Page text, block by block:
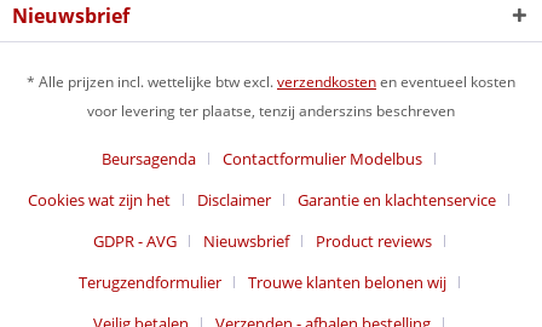
Nieuwsbrief
* Alle prijzen incl. wettelijke btw excl.verzendkostenen eventueel kosten
voor levering ter plaatse, tenzij anderszins beschreven
Beursagenda
Contactformulier Modelbus
Cookies wat zijn het
Disclaimer
Garantie en klachtenservice
GDPR - AVG
Nieuwsbrief
Product reviews
Terugzendformulier
Trouwe klanten belonen wij